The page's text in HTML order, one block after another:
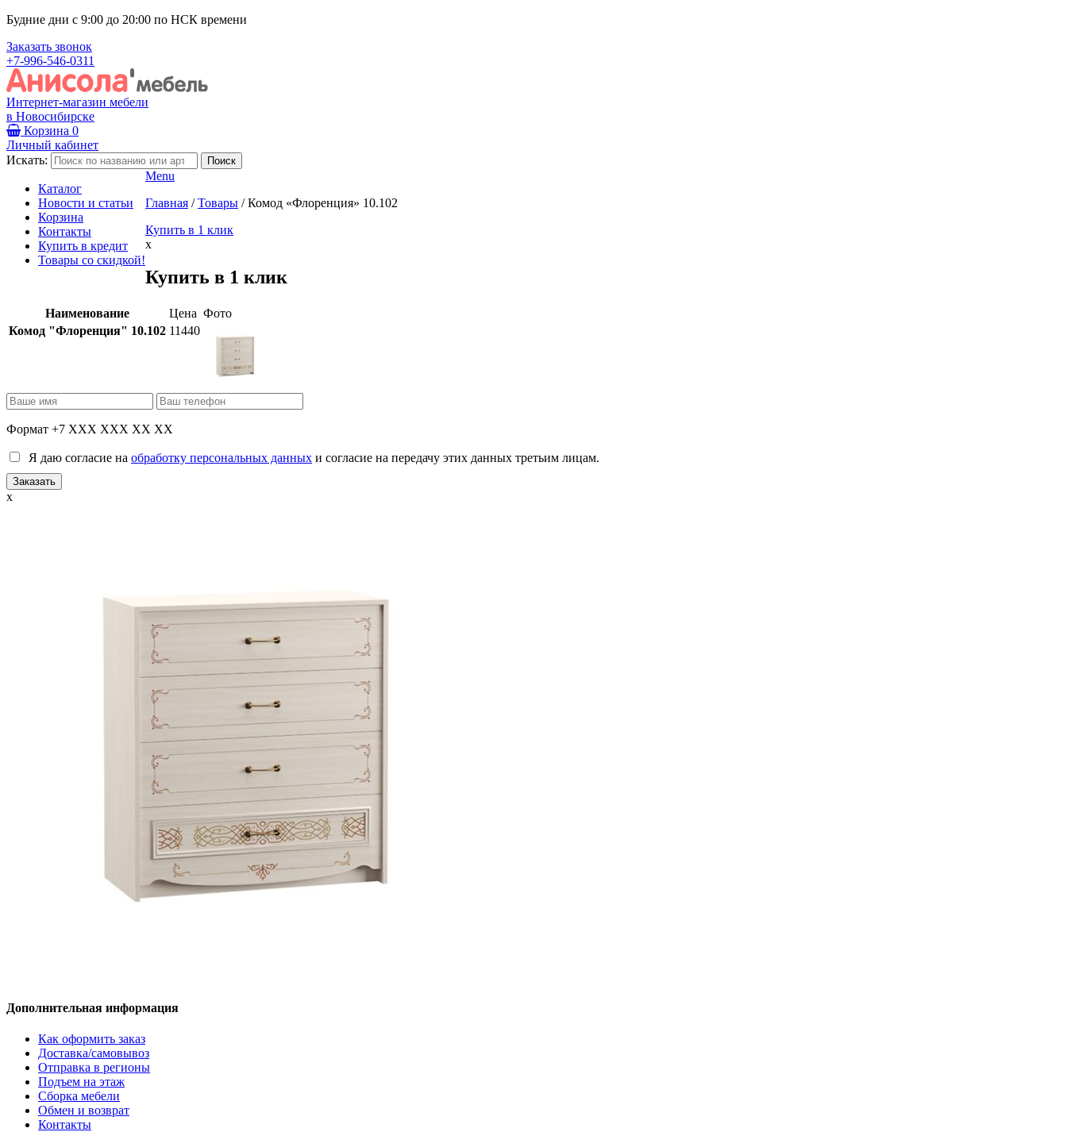
Будние дни с 9:00 до 20:00 по НСК времени
Заказать звонок
+7-996-546-0311
Интернет-магазин мебели
в Новосибирске
Корзина 0
Личный кабинет
Искать:
Каталог
Новости и статьи
Корзина
Контакты
Купить в кредит
Товары со скидкой!
Menu
Главная / Товары / Комод «Флоренция» 10.102
Купить в 1 клик
x
Купить в 1 клик
Наименование Цена Фото
Комод "Флоренция" 10.102 11440
Формат +7 XXX XXX XX XX
Я даю согласие на обработку персональных данных и согласие на передачу этих данных третьим лицам.
x
Дополнительная информация
Как оформить заказ
Доставка/самовывоз
Отправка в регионы
Подъем на этаж
Сборка мебели
Обмен и возврат
Контакты